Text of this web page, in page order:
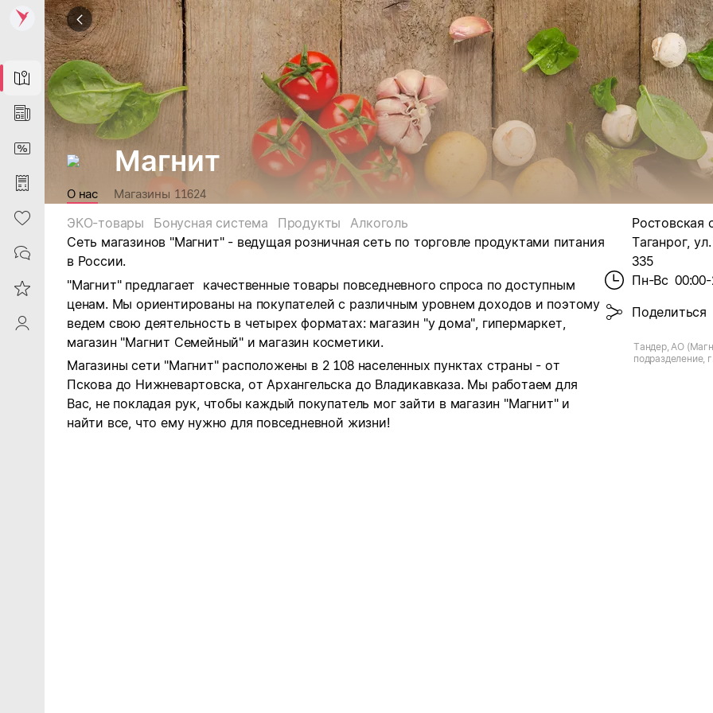
Map
News
DiscountCard
Purchases
Heart
Contacts
Reviews
ProfileSaby
Магнит
О нас Магазины 11624
ЭКО-товары Бонусная система Продукты
Алкоголь
Сеть магазинов "Магнит" - ведущая розничная сеть по торговле продуктами питания
в России.
"Магнит" предлагает качественные товары повседневного спроса по доступным
ценам. Мы ориентированы на покупателей с различным уровнем доходов и поэтому
ведем свою деятельность в четырех форматах: магазин "у дома", гипермаркет,
магазин "Магнит Семейный" и магазин косметики.
Магазины сети "Магнит" расположены в 2 108 населенных пунктах страны - от
Пскова до Нижневартовска, от Архангельска до Владикавказа. Мы работаем для
Вас, не покладая рук, чтобы каждый покупатель мог зайти в магазин "Магнит" и
найти все, что ему нужно для повседневной жизни!
Ростовская
Таганрог,
335
Пн-Вс
Поделиться
Тандер, АО
подразделение,